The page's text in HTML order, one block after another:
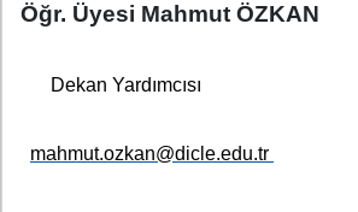
Öğr. Üyesi Mahmut ÖZKAN
Dekan Yardımcısı
mahmut.ozkan@dicle.edu.tr